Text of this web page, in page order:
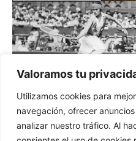
Valoramos tu
Utilizamos cookies para
navegación, ofrecer
analizar nuestro tráfico. Al
PHotoESPAÑA 24 y